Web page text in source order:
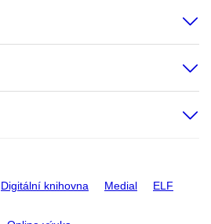
Digitální knihovna Medial ELF